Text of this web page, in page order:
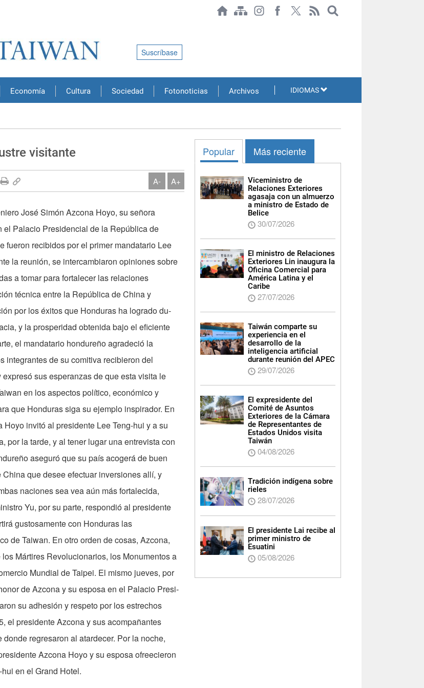
Economía Cultura Sociedad Fotonoticias Archivos
Suscríbase
IDIOMAS
visitante
A- A+
José Simón Azcona Hoyo, su señora
el Palacio Presidencial de la República de
fueron reci­bidos por el primer mandatario Lee
la reunión, se inter­cambiaron opiniones sobre
a tomar para fortalecer las relaciones
técnica entre la República de China y
por los éxitos que Honduras ha logrado du­
y la prosperidad obtenida bajo el eficiente
el mandatario hondureño agradeció la
integrantes de su comitiva recibieron del
sus esperanzas de que esta visita le
en los aspectos político, económico y
que Honduras siga su ejemplo inspirador. En
invitó al presidente Lee Teng-hui y a su
por la tarde, y al tener lugar una entrevista con
aseguró que su país acogerá de buen
que desee efectuar inversiones allí, y
na­ciones sea vea aún más fortale­cida,
Yu, por su parte, respondió al presidente
gustosamente con Honduras las
de Taiwan. En otro orden de cosas, Azcona,
Mártires Revolucionarios, los Monumentos a
Mundial de Taipei. El mismo jueves, por
de Azcona y su esposa en el Palacio Presi­
su adhe­sión y respeto por los estrechos
el presidente Azcona y sus acompañantes
regresa­ron al atardecer. Por la noche,
Azcona Hoyo y su esposa ofreecieron
en el Grand Hotel.
Popular Más reciente
Viceministro de
Relaciones Exteriores
agasaja con un almuerzo
a ministro de Estado de
Belice
30/07/2026
El ministro de Relaciones
Exteriores Lin inaugura la
Oficina Comercial para
América Latina y el
Caribe
27/07/2026
Taiwán comparte su
experiencia en el
desarrollo de la
inteligencia artificial
durante reunión del APEC
29/07/2026
El expresidente del
Comité de Asuntos
Exteriores de la Cámara
de Representantes de
Estados Unidos visita
Taiwán
04/08/2026
Tradición indígena sobre
rieles
28/07/2026
El presidente Lai recibe al
primer ministro de
Esuatini
05/08/2026